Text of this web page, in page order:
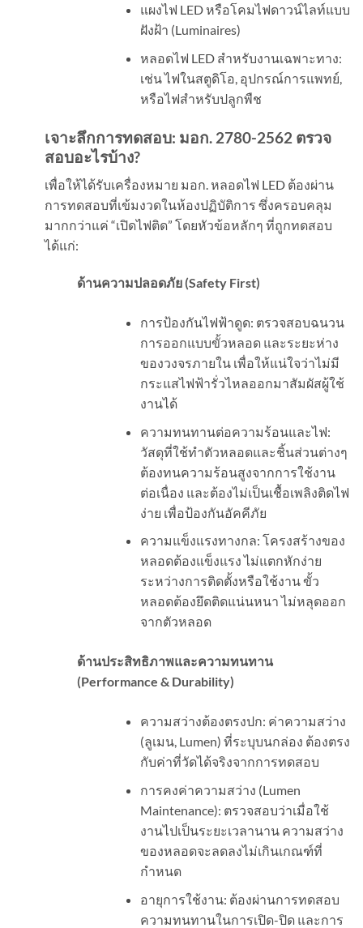
แผงไฟ LED หรือโคมไฟดาวน์ไลท์แบบ
ฝังฝ้า (Luminaires)
หลอดไฟ LED สำหรับงานเฉพาะทาง:
เช่น ไฟในสตูดิโอ, อุปกรณ์การแพทย์,
หรือไฟสำหรับปลูกพืช
เจาะลึกการทดสอบ: มอก. 2780-2562 ตรวจ
สอบอะไรบ้าง?
เพื่อให้ได้รับเครื่องหมาย มอก. หลอดไฟ LED ต้องผ่าน
การทดสอบที่เข้มงวดในห้องปฏิบัติการ ซึ่งครอบคลุม
มากกว่าแค่ “เปิดไฟติด” โดยหัวข้อหลักๆ ที่ถูกทดสอบ
ได้แก่:
ด้านความปลอดภัย (Safety First)
การป้องกันไฟฟ้าดูด: ตรวจสอบฉนวน
การออกแบบขั้วหลอด และระยะห่าง
ของวงจรภายใน เพื่อให้แน่ใจว่าไม่มี
กระแสไฟฟ้ารั่วไหลออกมาสัมผัสผู้ใช้
งานได้
ความทนทานต่อความร้อนและไฟ:
วัสดุที่ใช้ทำตัวหลอดและชิ้นส่วนต่างๆ
ต้องทนความร้อนสูงจากการใช้งาน
ต่อเนื่อง และต้องไม่เป็นเชื้อเพลิงติดไฟ
ง่าย เพื่อป้องกันอัคคีภัย
ความแข็งแรงทางกล: โครงสร้างของ
หลอดต้องแข็งแรง ไม่แตกหักง่าย
ระหว่างการติดตั้งหรือใช้งาน ขั้ว
หลอดต้องยึดติดแน่นหนา ไม่หลุดออก
จากตัวหลอด
ด้านประสิทธิภาพและความทนทาน
(Performance & Durability)
ความสว่างต้องตรงปก: ค่าความสว่าง
(ลูเมน, Lumen) ที่ระบุบนกล่อง ต้องตรง
กับค่าที่วัดได้จริงจากการทดสอบ
การคงค่าความสว่าง (Lumen
Maintenance): ตรวจสอบว่าเมื่อใช้
งานไปเป็นระยะเวลานาน ความสว่าง
ของหลอดจะลดลงไม่เกินเกณฑ์ที่
กำหนด
อายุการใช้งาน: ต้องผ่านการทดสอบ
ความทนทานในการเปิด-ปิด และการ